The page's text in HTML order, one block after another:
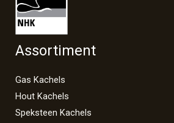
Assortiment
Gas Kachels
Hout Kachels
Speksteen Kachels